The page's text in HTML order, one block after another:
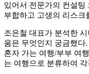
있어서 전문가의 컨설팅
부합하고 고생의 리스크
조은철 대표가 분석한
움은 무엇인지 궁금했다
혼자 가는 여행/부부 여
는 여행으로 분류하여